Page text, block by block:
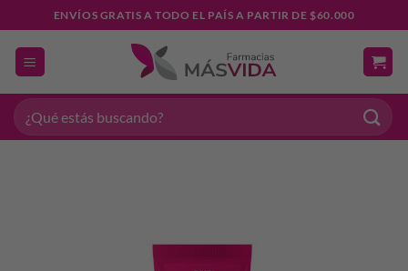
al
contenido
ENVÍOS GRATIS A TODO EL PAÍS A PARTIR DE $60.000
Buscar
por: